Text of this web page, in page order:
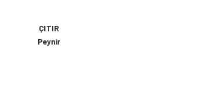
ÇITIR
Peynir